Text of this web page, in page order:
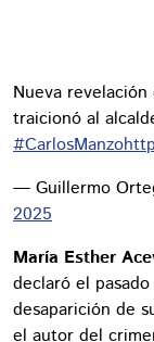
Nueva
traicionó al
#CarlosManzo
— Guillermo
2025
María Esther
declaró el
desaparición de
el autor del